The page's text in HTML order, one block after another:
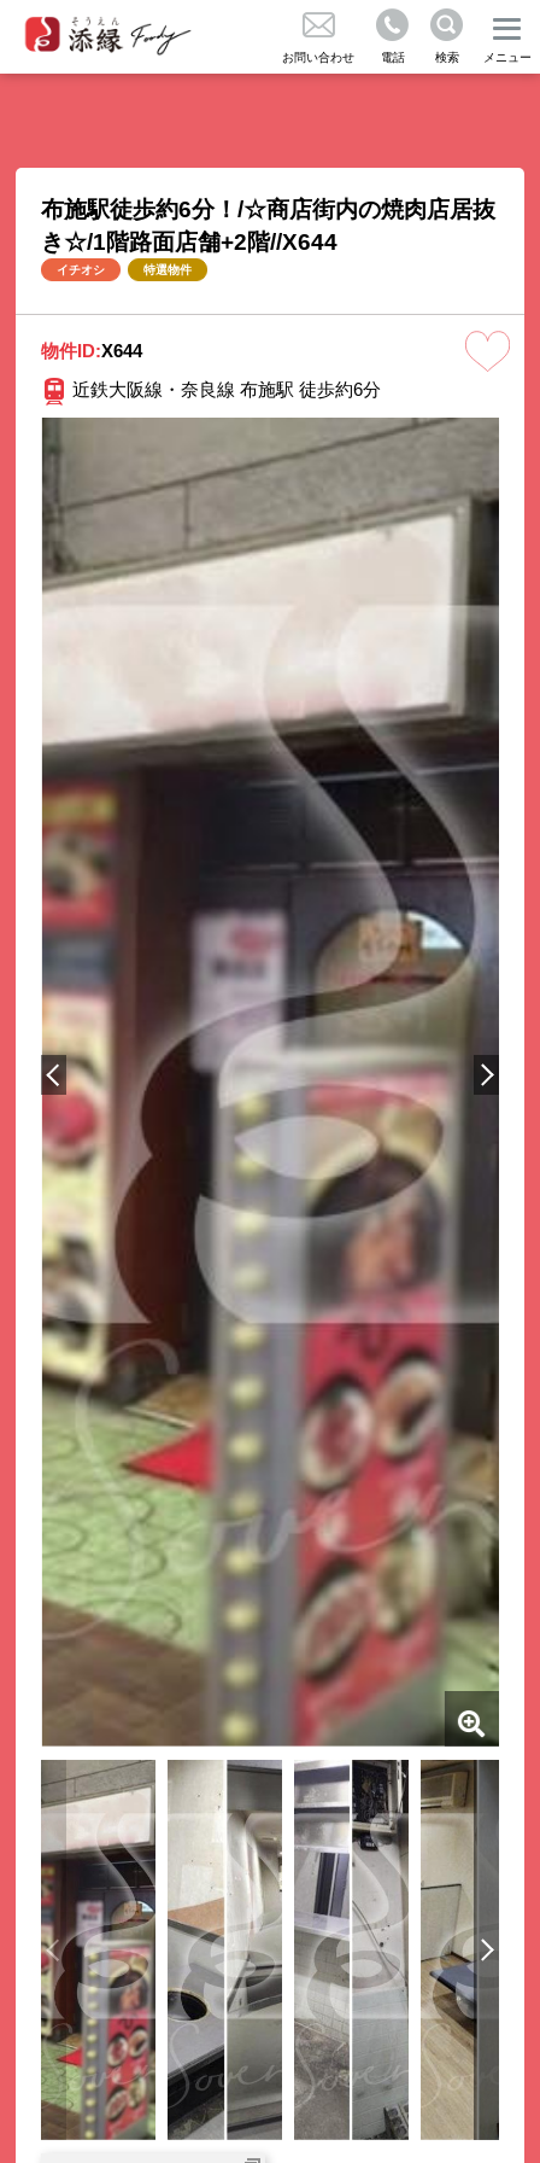
お問い合わせ 電話 検索 メニュー
ム
に入り
ある質問
らせ
概要
プライバシーポリシー
お問い合わせ
布施駅徒歩約6分！/☆商店街内の焼肉店居抜
き☆/1階路面店舗+2階//X644
イチオシ 特選物件
物件ID:X644
近鉄大阪線・奈良線 布施駅 徒歩約6分